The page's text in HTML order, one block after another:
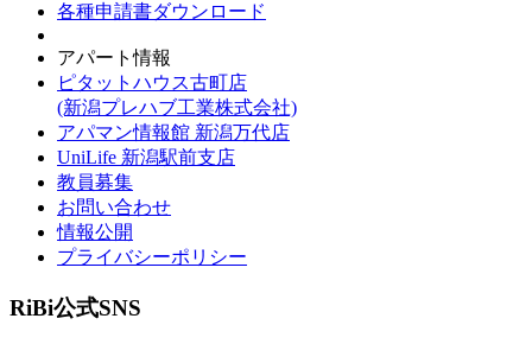
各種申請書ダウンロード
アパート情報
ピタットハウス古町店
(新潟プレハブ工業株式会社)
アパマン情報館 新潟万代店
UniLife 新潟駅前支店
教員募集
お問い合わせ
情報公開
プライバシーポリシー
RiBi公式SNS